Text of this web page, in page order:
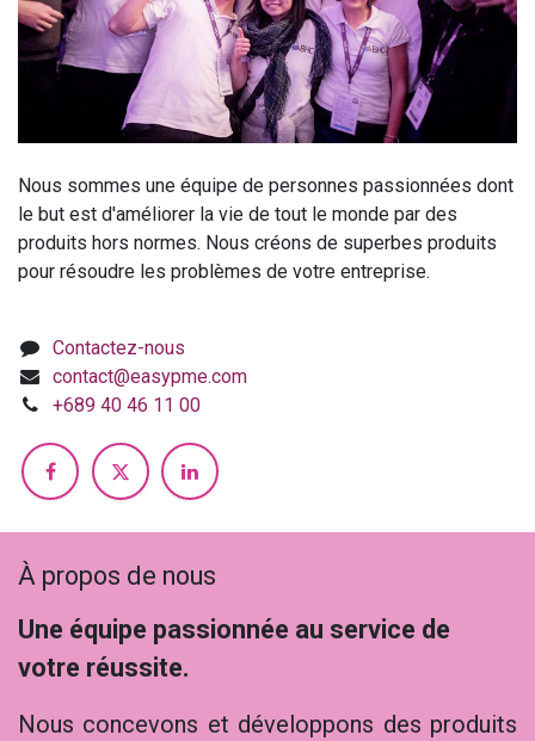
Nous sommes une équipe de personnes passionnées dont
le but est d'améliorer la vie de tout le monde par des
produits hors normes. Nous créons de superbes produits
pour résoudre les problèmes de votre entreprise.
Contactez-nous
contact@easypme.com
+689 40 46 11 00
À propos de nous
Une équipe passionnée au service de
votre réussite.
Nous concevons et développons des produits